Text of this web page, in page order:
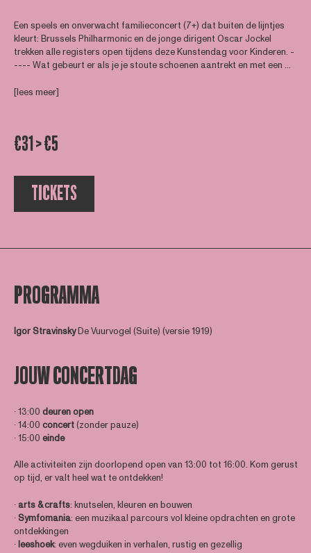
Een speels en onverwacht familieconcert (7+) dat buiten de lijntjes
kleurt: Brussels Philharmonic en de jonge dirigent Oscar Jockel
trekken alle registers open tijdens deze Kunstendag voor Kinderen. -
---- Wat gebeurt er als je je stoute schoenen aantrekt en met een ...
[lees meer]
€31 > €5
TICKETS
PROGRAMMA
Igor StravinskyDe Vuurvogel (Suite) (versie 1919)
JOUW CONCERTDAG
∙ 13:00 deuren open
∙ 14:00 concert(zonder pauze)
∙ 15:00 einde
Alle activiteiten zijn doorlopend open van 13:00 tot 16:00. Kom gerust
op tijd, er valt heel wat te ontdekken!
∙arts & crafts: knutselen, kleuren en bouwen
∙Symfomania: een muzikaal parcours vol kleine opdrachten en grote
ontdekkingen
∙ leeshoek: even wegduiken in verhalen, rustig en gezellig